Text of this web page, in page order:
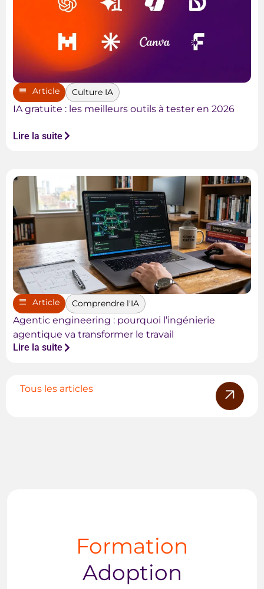
Article Culture IA
IA gratuite : les meilleurs outils à tester en 2026
Lire la suite
Article Comprendre l'IA
Agentic engineering : pourquoi l’ingénierie
agentique va transformer le travail
Lire la suite
Tous les articles
Formation
Adoption